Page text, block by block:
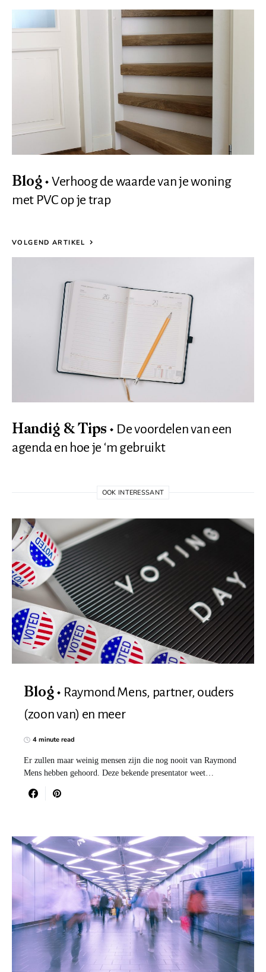
Blog
Verhoog de waarde van je woning
met PVC op je trap
VOLGEND ARTIKEL
Handig & Tips
De voordelen van een
agenda en hoe je ‘m gebruikt
OOK INTERESSANT
Blog
Raymond Mens, partner, ouders
(zoon van) en meer
4 minute read
Er zullen maar weinig mensen zijn die nog nooit van Raymond
Mens hebben gehoord. Deze bekende presentator weet…